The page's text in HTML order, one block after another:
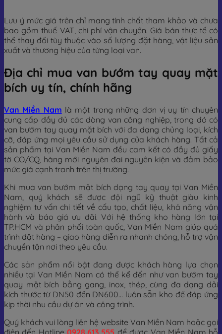
Lưu ý mức giá trên chỉ mang tính chất tham khảo và chưa
bao gồm thuế VAT, chi phí vận chuyển. Giá bán thực tế có
thể thay đổi tùy thuộc vào số lượng đặt hàng, vật liệu sản
xuất và thương hiệu của từng loại van.
Địa chỉ mua van bướm tay quay mặt
bích uy tín, chính hãng
Van Miền Nam là một trong những đơn vị uy tín chuyên
cung cấp đầy đủ các dòng van công nghiệp, trong đó có
van bướm tay quay mặt bích với đa dạng chủng loại, kích
cỡ, đáp ứng mọi yêu cầu sử dụng của khách hàng. Tất cả
sản phẩm tại Van Miền Nam đều cam kết có đầy đủ giấy
tờ CO/CQ, hàng mới nguyên đai nguyên kiện và đảm bảo
mức giá cạnh tranh trên thị trường.
Khi mua van bướm mặt bích dạng tay quay tại Van Miền
Nam, quý khách sẽ được đội ngũ kỹ thuật giàu kinh
nghiệm tư vấn chi tiết về cấu tạo, chất liệu, khả năng vận
hành và báo giá ưu đãi. Với hệ thống kho hàng lớn tại
TP.HCM và phân phối toàn quốc, Van Miền Nam giúp quá
trình đặt hàng – giao hàng diễn ra nhanh chóng, hỗ trợ vận
chuyển tận nơi theo yêu cầu.
Các sản phẩm nổi bật đang được khách hàng lựa chọn
nhiều tại Van Miền Nam có thể kể đến như van bướm tay
quay mặt bích bằng gang, inox, thép, cùng đa dạng dải
kích thước từ DN50 đến DN600… luôn sẵn kho để đáp ứng
kịp thời nhu cầu dự án và công trình.
Quý khách vui lòng liên hệ website Van Miền Nam hoặc gọi